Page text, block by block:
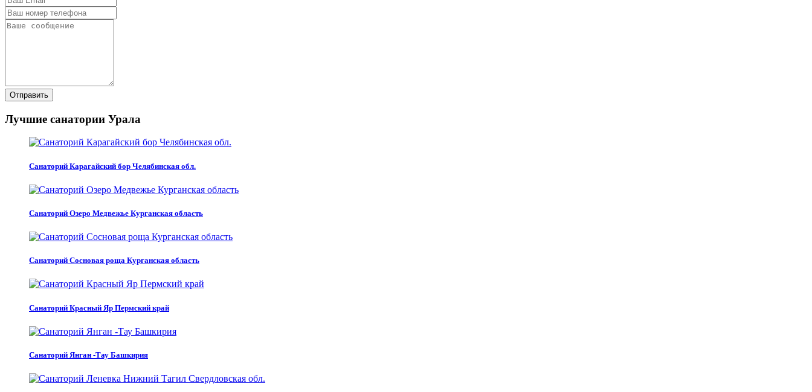
Отправить
Лучшие санатории Урала
Санаторий Карагайский бор Челябинская обл.
Санаторий Озеро Медвежье Курганская область
Санаторий Сосновая роща Курганская область
Санаторий Красный Яр Пермский край
Санаторий Янган -Тау Башкирия